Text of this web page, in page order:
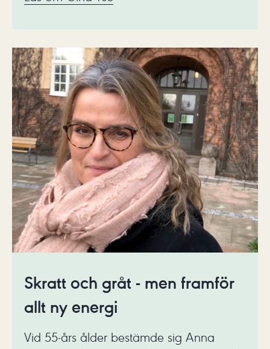
Skratt och gråt - men framför
allt ny energi
Vid 55-års ålder bestämde sig Anna